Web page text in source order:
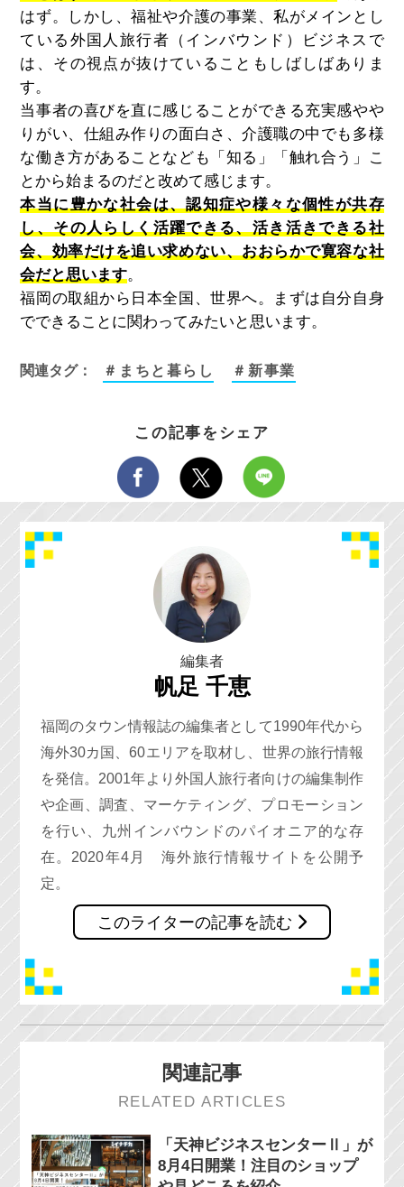
はず。しかし、福祉や介護の事業、私がメインとし
ている外国人旅行者（インバウンド）ビジネスで
は、その視点が抜けていることもしばしばありま
す。
当事者の喜びを直に感じることができる充実感やや
りがい、仕組み作りの面白さ、介護職の中でも多様
な働き方があることなども「知る」「触れ合う」こ
とから始まるのだと改めて感じます。
本当に豊かな社会は、認知症や様々な個性が共存
し、その人らしく活躍できる、活き活きできる社
会、効率だけを追い求めない、おおらかで寛容な社
会だと思います。
福岡の取組から日本全国、世界へ。まずは自分自身
でできることに関わってみたいと思います。
関連タグ： ＃まちと暮らし ＃新事業
この記事をシェア
編集者
帆足 千恵
福岡のタウン情報誌の編集者として1990年代から
海外30カ国、60エリアを取材し、世界の旅行情報
を発信。2001年より外国人旅行者向けの編集制作
や企画、調査、マーケティング、プロモーション
を行い、九州インバウンドのパイオニア的な存
在。2020年4月 海外旅行情報サイトを公開予
定。
このライターの記事を読む
関連記事
RELATED ARTICLES
「天神ビジネスセンターⅡ」が
8月4日開業！注目のショップ